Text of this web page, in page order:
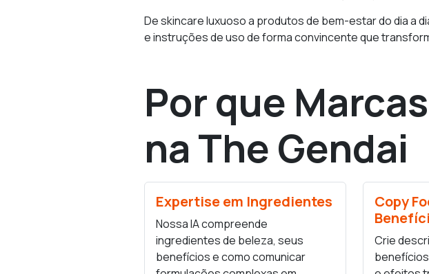
De skincare luxuoso a produtos de bem-estar do dia a
e instruções de uso de forma convincente que
Por que
na The Gendai
Expertise em Ingredientes
Nossa IA compreende
ingredientes de beleza, seus
benefícios e como comunicar
Copy
Crie